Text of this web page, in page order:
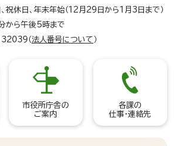
、祝休日、年末年始（12月29日から1月3日まで）
から午後5時まで
（ 法人番号について ）
市役所庁舎の
ご案内
各課の
仕事・連絡先